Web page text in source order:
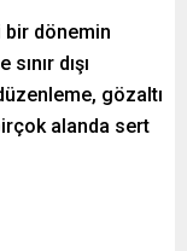
bir dönemin
dışı
gözaltı
alanda sert